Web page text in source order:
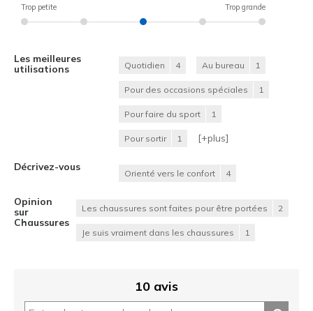
Trop petite Trop grande
Les meilleures
utilisations
Quotidien 4 Au bureau 1
Pour des occasions spéciales 1
Pour faire du sport 1
Pour sortir 1 [+plus]
Décrivez-vous
Orienté vers le confort 4
Opinion
sur
Chaussures
Les chaussures sont faites pour être portées 2
Je suis vraiment dans les chaussures 1
10 avis